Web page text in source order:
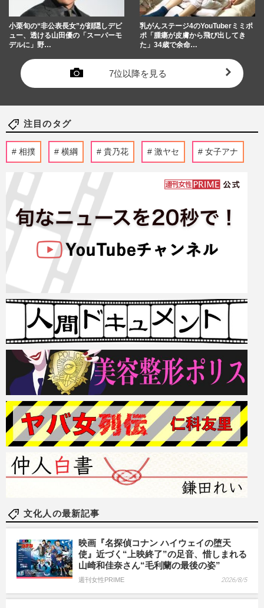
小栗旬の“非公表長女”が顔隠しデビ
ュー、透ける山田優の「スーパーモ
デルに」野…
乳がんステージ4のYouTuberミミポ
ポ「腫瘍が皮膚から飛び出してき
た」34歳で余命…
7位以降を見る
注目のタグ
相撲 横綱 貴乃花 激ヤセ 女子アナ
文化人の最新記事
映画『名探偵コナン ハイウェイの堕天
使』近づく“上映終了”の足音、惜しまれる
山崎和佳奈さん“毛利蘭の最後の姿”
週刊女性PRIME 2026/8/5